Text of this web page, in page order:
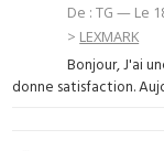
De : TG — Le
> LEXMARK
Bonjour, J'ai
donne satisfaction.